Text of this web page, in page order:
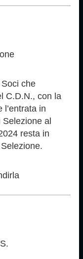
che
C.D.N., con la
in
al
resta in